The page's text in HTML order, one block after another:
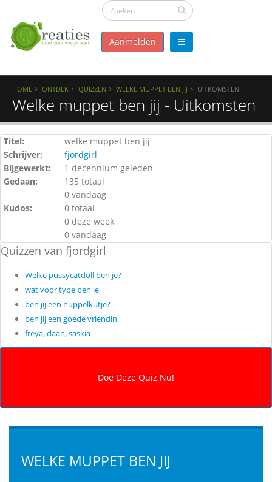
Aanmelden
HOME ONTDEK QUIZZEN WELKE MUPPET BEN JIJ UITKOMSTEN
Welke muppet ben jij - Uitkomsten
Titel:
welke muppet ben jij
Schrijver:
fjordgirl
Bijgewerkt:
1 decennium geleden
Gedaan:
135 totaal
0 vandaag
Kudos:
0 totaal
0 deze week
0 vandaag
Quizzen van fjordgirl
Welke pussycatdoll ben je?
wat voor type ben je
ben jij een huppelkutje?
ben jij een goede vriendin
freya, daan, saskia
WELKE MUPPET BEN JIJ